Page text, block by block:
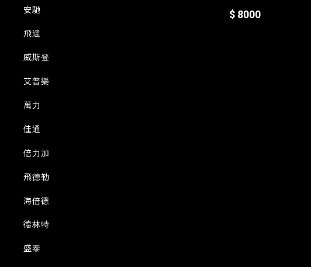
安馳
飛達
威斯登
艾普樂
萬力
佳通
倍力加
飛德勒
海倍德
德林特
盛泰
$ 8000